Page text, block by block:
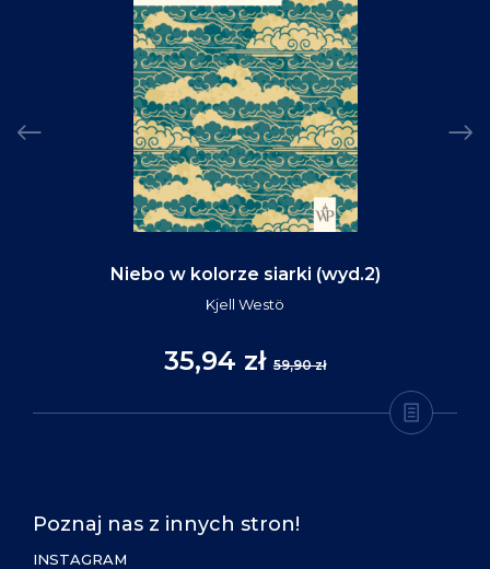
Niebo w kolorze siarki (wyd.2)
Kjell Westö
35,94 zł 59,90 zł
Poznaj nas z innych stron!
INSTAGRAM